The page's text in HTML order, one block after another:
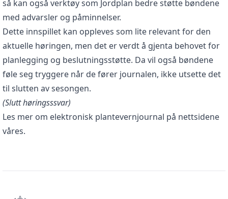
så kan også verktøy som Jordplan bedre støtte bøndene
med advarsler og påminnelser.
Dette innspillet kan oppleves som lite relevant for den
aktuelle høringen, men det er verdt å gjenta behovet for
planlegging og beslutningsstøtte. Da vil også bøndene
føle seg tryggere når de fører journalen, ikke utsette det
til slutten av sesongen.
(Slutt høringsssvar)
Les mer om elektronisk plantevernjournal på nettsidene
våres.